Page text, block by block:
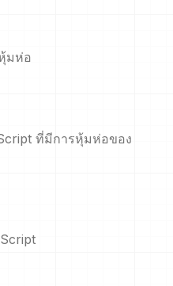
มห่อ
ที่มีการหุ้มห่อของ